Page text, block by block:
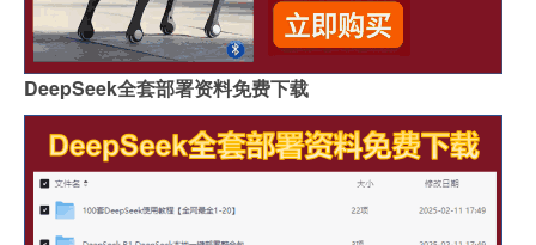
DeepSeek全套部署资料免费下载